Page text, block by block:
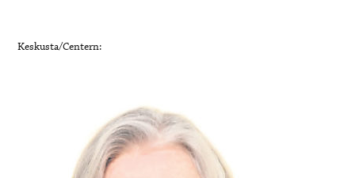
Keskusta/Centern: